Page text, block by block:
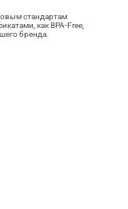
стандартам
как BPA-Free,
бренда.